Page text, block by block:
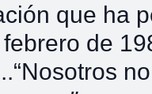
que ha
de